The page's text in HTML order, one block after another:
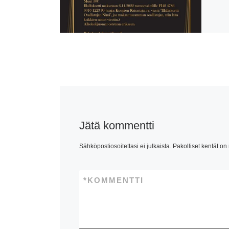
Jätä kommentti
Sähköpostiosoitettasi ei julkaista. Pakolliset kentät on
KOMMENTTI
*